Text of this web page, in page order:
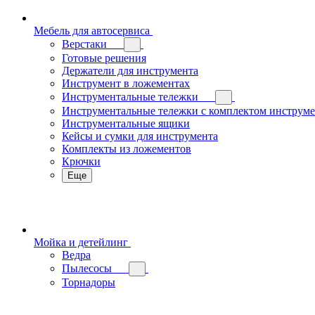
Мебель для автосервиса
Верстаки
Готовые решения
Держатели для инструмента
Инструмент в ложементах
Инструментальные тележки
Инструментальные тележки с комплектом
Инструментальные ящики
Кейсы и сумки для инструмента
Комплекты из ложементов
Крючки
Еще
Мойка и детейлинг
Ведра
Пылесосы
Торнадоры